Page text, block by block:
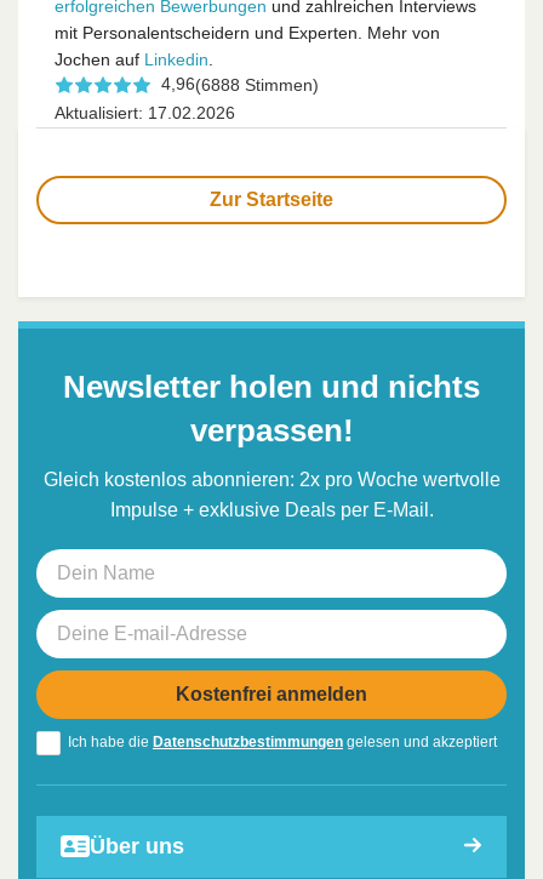
erfolgreichen Bewerbungen und zahlreichen Interviews
mit Personalentscheidern und Experten. Mehr von
Jochen auf Linkedin
4,96(6888 Stimmen)
Aktualisiert: 17.02.2026
Zur Startseite
Newsletter holen und nichts
verpassen!
Gleich kostenlos abonnieren: 2x pro Woche wertvolle
Impulse + exklusive Deals per E-Mail.
Ich habe die Datenschutzbestimmungen gelesen und akzeptiert
Über uns